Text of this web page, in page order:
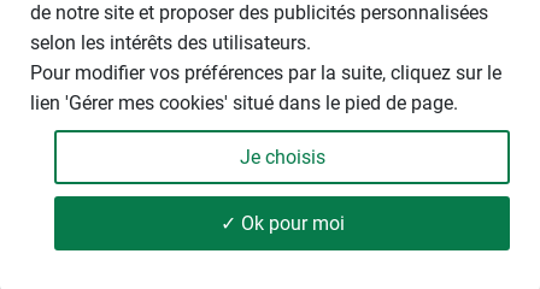
- +
Prix bas
Ajouter
de notre site et proposer des publicités personnalisées
selon les intérêts des utilisateurs.
Pour modifier vos préférences par la suite, cliquez sur le
lien 'Gérer mes cookies' situé dans le pied de page.
Je choisis
✓ Ok pour moi